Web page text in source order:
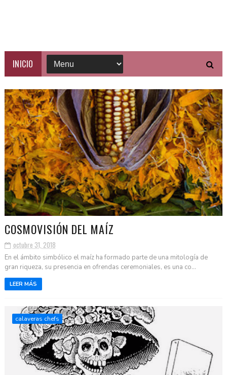
INICIO
COSMOVISIÓN DEL MAÍZ
octubre 31, 2018
En el ámbito simbólico el maíz ha formado parte de una mitología de
gran riqueza, su presencia en ofrendas ceremoniales, es una co...
LEER MÁS
calaveras chefs